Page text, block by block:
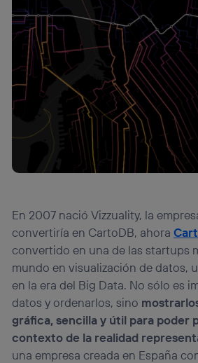
En 2007 nació Vizzuality, la
convertiría en CartoDB, ahora
convertido en una de las startups
mundo en visualización de datos,
en la era del Big Data. No sólo es
datos y ordenarlos, sino
gráfica, sencilla y útil para poder
contexto de la realidad
una empresa creada en España